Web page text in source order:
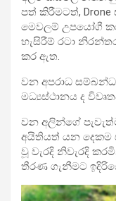
පත් කිරීමටත්,
මෙවලම් උපයෝගී
හැසිරීම් රටා
කර ඇත.
වන අපරාධ
මධ්‍යස්ථානය ද
වන අලින්ගේ
අයිතියත් යන දෙකම
වූ වැරදි නිවැරදි
තීරණ ගැනීමට